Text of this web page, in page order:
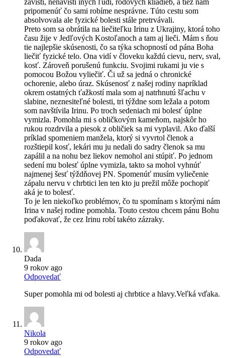
pripomenúť čo sami robíme nesprávne. Túto cestu som
absolvovala ale fyzické bolesti stále pretrvávali.
Preto som sa obrátila na liečiteľku Irinu z Ukrajiny, ktorá toho
času žije v Jedľových Kostoľanoch a tam aj lieči. Mám s ňou
tie najlepšie skúsenosti, čo sa týka schopností od pána Boha
liečiť fyzické telo. Ona vidí v človeku každú cievu, nerv, sval,
kosť. Zároveň porušenú funkciu. Svojimi rukami ju vie s
pomocou Božou vyliečiť. Či už sa jedná o chronické
ochorenie, alebo úraz. Skúsenosť z našej rodiny napríklad
okrem ostatných ťažkostí mala som aj natrhnutú šľachu v
slabine, neznesiteľné bolesti, tri týždne som ležala a potom
som navštívila Irinu. Po troch sedeniach mi bolesť úplne
vymizla. Pomohla mi s obličkovým kameňom, najskôr ho
rukou rozdrvila a piesok z obličiek sa mi vyplavil. Ako ďalší
príklad spomeniem manžela, ktorý si vyvrtol členok a
rozštiepil kosť, lekári mu ju nedali do sadry členok sa mu
zapálil a na nohu bez liekov nemohol ani stúpiť. Po jednom
sedení mu bolesť úplne vymizla, takto sa mohol vyhnúť
najmenej šesť týždňovej PN. Spomenúť musím vyliečenie
zápalu nervu v chrbtici len ten kto ju prežil môže pochopiť
aká je to bolesť.
To je len niekoľko problémov, čo tu spomínam s ktorými nám
Irina v našej rodine pomohla. Touto cestou chcem pánu Bohu
poďakovať, že cez Irinu robí takéto zázraky.
Dada
9 rokov ago
Odpovedať
Super pomohla mi od bolesti aj chrbtice a hlavy.Veľká vďaka.
Nikola
9 rokov ago
Odpovedať